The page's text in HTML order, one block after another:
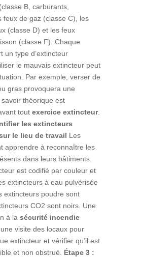
B, carburants,
feux de gaz (classe C), les
(classe D) et les feux
(classe F). Chaque
un type d’extincteur
le mauvais extincteur peut
Par exemple, verser de
gras provoquera une
théorique est
tout exercice extincteur.
les extincteurs
le lieu de travail Les
apprendre à reconnaître les
dans leurs bâtiments.
est codifié par couleur et
extincteurs à eau pulvérisée
extincteurs poudre sont
CO2 sont noirs. Une
à la sécurité incendie
visite des locaux pour
extincteur et vérifier qu’il est
et non obstrué. Étape 3 :